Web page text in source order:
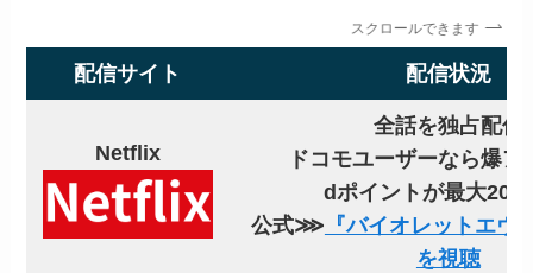
スクロールできます
配信サイト 配信状況
Netflix
全話を独占配信
ドコモユーザーなら爆ア
dポイントが最大
公式⋙ 『バイオレットエヴ
を視聴